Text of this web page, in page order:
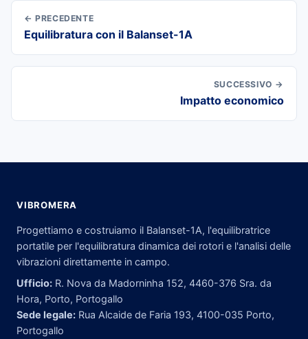
← PRECEDENTE
Equilibratura con il Balanset-1A
SUCCESSIVO →
Impatto economico
VIBROMERA
Progettiamo e costruiamo il Balanset-1A, l'equilibratrice
portatile per l'equilibratura dinamica dei rotori e l'analisi delle
vibrazioni direttamente in campo.
Ufficio: R. Nova da Madorninha 152, 4460-376 Sra. da
Hora, Porto, Portogallo
Sede legale: Rua Alcaide de Faria 193, 4100-035 Porto,
Portogallo